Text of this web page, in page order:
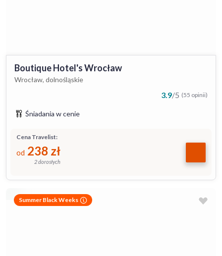
Boutique Hotel's Wrocław
Wrocław, dolnośląskie
3.9/5 (55 opinii)
Śniadania w cenie
Cena Travelist:
od 238 zł
2 dorosłych
Summer Black Weeks